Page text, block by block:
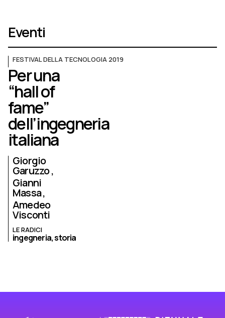
Eventi
FESTIVAL DELLA TECNOLOGIA 2019
Per una
“hall of
fame”
dell’ingegneria
italiana
Giorgio
Garuzzo
Gianni
Massa
Amedeo
Visconti
LE RADICI
ingegneria,storia